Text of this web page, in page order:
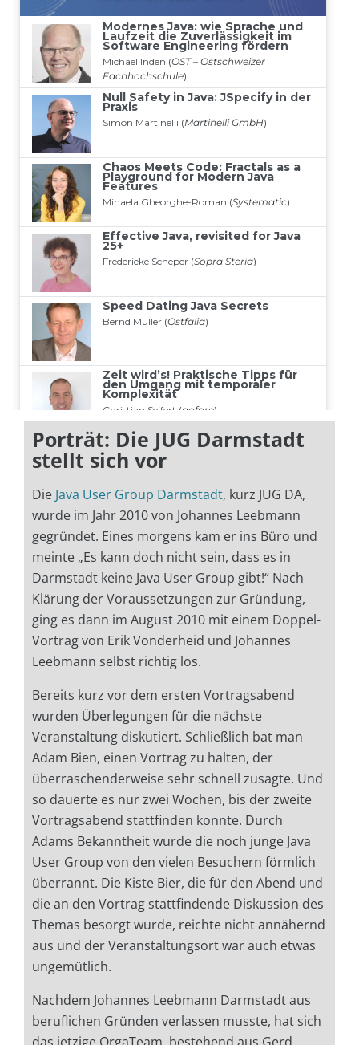
Porträt: Die JUG Darmstadt
stellt sich vor
Die Java User Group Darmstadt, kurz JUG DA,
wurde im Jahr 2010 von Johannes Leebmann
gegründet. Eines morgens kam er ins Büro und
meinte „Es kann doch nicht sein, dass es in
Darmstadt keine Java User Group gibt!“ Nach
Klärung der Voraussetzungen zur Gründung,
ging es dann im August 2010 mit einem Doppel-
Vortrag von Erik Vonderheid und Johannes
Leebmann selbst richtig los.
Bereits kurz vor dem ersten Vortragsabend
wurden Überlegungen für die nächste
Veranstaltung diskutiert. Schließlich bat man
Adam Bien, einen Vortrag zu halten, der
überraschenderweise sehr schnell zusagte. Und
so dauerte es nur zwei Wochen, bis der zweite
Vortragsabend stattfinden konnte. Durch
Adams Bekanntheit wurde die noch junge Java
User Group von den vielen Besuchern förmlich
überrannt. Die Kiste Bier, die für den Abend und
die an den Vortrag stattfindende Diskussion des
Themas besorgt wurde, reichte nicht annähernd
aus und der Veranstaltungsort war auch etwas
ungemütlich.
Nachdem Johannes Leebmann Darmstadt aus
beruflichen Gründen verlassen musste, hat sich